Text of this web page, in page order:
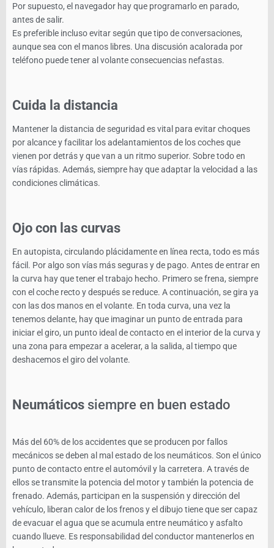
Por supuesto, el navegador hay que programarlo en parado,
antes de salir.
Es preferible incluso evitar según que tipo de conversaciones,
aunque sea con el manos libres. Una discusión acalorada por
teléfono puede tener al volante consecuencias nefastas.
Cuida la distancia
Mantener la distancia de seguridad es vital para evitar choques
por alcance y facilitar los adelantamientos de los coches que
vienen por detrás y que van a un ritmo superior. Sobre todo en
vías rápidas. Además, siempre hay que adaptar la velocidad a las
condiciones climáticas.
Ojo con las curvas
En autopista, circulando plácidamente en línea recta, todo es más
fácil. Por algo son vías más seguras y de pago. Antes de entrar en
la curva hay que tener el trabajo hecho. Primero se frena, siempre
con el coche recto y después se reduce. A continuación, se gira ya
con las dos manos en el volante. En toda curva, una vez la
tenemos delante, hay que imaginar un punto de entrada para
iniciar el giro, un punto ideal de contacto en el interior de la curva y
una zona para empezar a acelerar, a la salida, al tiempo que
deshacemos el giro del volante.
Neumáticos siempre en buen estado
Más del 60% de los accidentes que se producen por fallos
mecánicos se deben al mal estado de los neumáticos. Son el único
punto de contacto entre el automóvil y la carretera. A través de
ellos se transmite la potencia del motor y también la potencia de
frenado. Además, participan en la suspensión y dirección del
vehículo, liberan calor de los frenos y el dibujo tiene que ser capaz
de evacuar el agua que se acumula entre neumático y asfalto
cuando llueve. Es responsabilidad del conductor mantenerlos en